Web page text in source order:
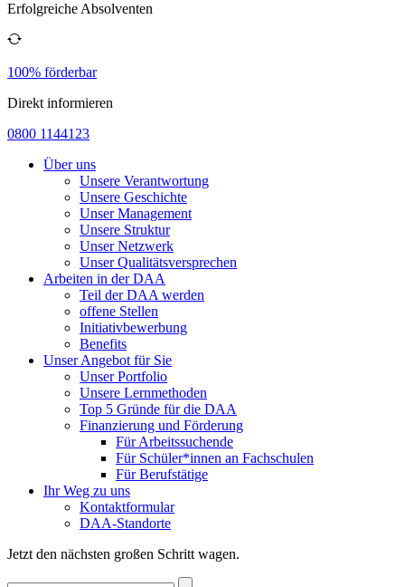
Erfolgreiche Absolventen
100% förderbar
Direkt informieren
0800 1144123
Über uns
Unsere Verantwortung
Unsere Geschichte
Unser Management
Unsere Struktur
Unser Netzwerk
Unser Qualitätsversprechen
Arbeiten in der DAA
Teil der DAA werden
offene Stellen
Initiativbewerbung
Benefits
Unser Angebot für Sie
Unser Portfolio
Unsere Lernmethoden
Top 5 Gründe für die DAA
Finanzierung und Förderung
Für Arbeitssuchende
Für Schüler*innen an Fachschulen
Für Berufstätige
Ihr Weg zu uns
Kontaktformular
DAA-Standorte
Jetzt den nächsten großen Schritt wagen.